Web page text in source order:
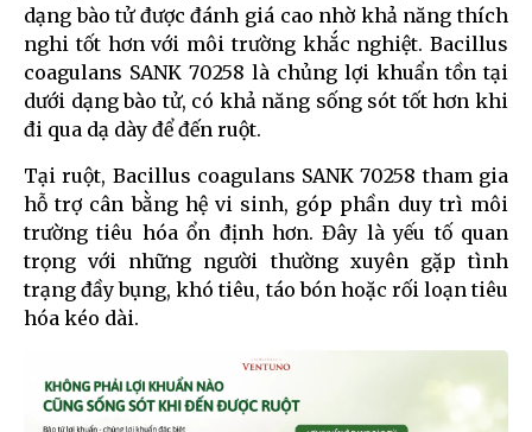
dạng bào tử được đánh giá cao nhờ khả năng thích
nghi tốt hơn với môi trường khắc nghiệt. Bacillus
coagulans SANK 70258 là chủng lợi khuẩn tồn tại
dưới dạng bào tử, có khả năng sống sót tốt hơn khi
đi qua dạ dày để đến ruột.
Tại ruột, Bacillus coagulans SANK 70258 tham gia
hỗ trợ cân bằng hệ vi sinh, góp phần duy trì môi
trường tiêu hóa ổn định hơn. Đây là yếu tố quan
trọng với những người thường xuyên gặp tình
trạng đầy bụng, khó tiêu, táo bón hoặc rối loạn tiêu
hóa kéo dài.